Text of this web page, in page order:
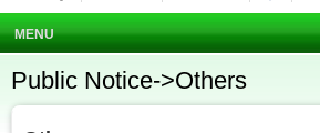
MENU
Public Notice->Others